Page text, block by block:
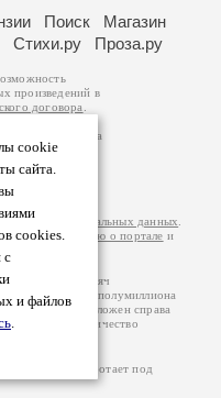
cookie
сайта.
cookies.
с
и файлов
.
Поиск
Магазин
Стихи.ру Проза.ру
произведений в
договора
авторам
возможна
можете
за
на
персональных данных
информацию о портале и
порядка 100 тысяч
более полумиллиона
который расположен справа
две цифры: количество
Портал работает под